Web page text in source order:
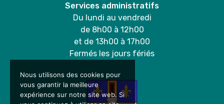
Services administratifs
Du lundi au vendredi
de 8h00 à 12h00
et de 13h00 à 17h00
Fermés les jours fériés
Nous utilisons des cookies pour
vous garantir la meilleure
expérience sur notre site web. Si